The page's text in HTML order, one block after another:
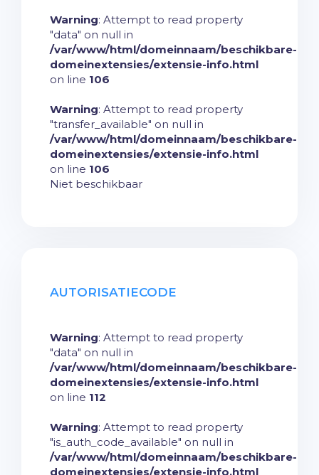
Warning: Attempt to read property
"data" on null in
/var/www/html/domeinnaam/beschikbare-
domeinextensies/extensie-info.html
on line 106
Warning: Attempt to read property
"transfer_available" on null in
/var/www/html/domeinnaam/beschikbare-
domeinextensies/extensie-info.html
on line 106
Niet beschikbaar
AUTORISATIECODE
Warning: Attempt to read property
"data" on null in
/var/www/html/domeinnaam/beschikbare-
domeinextensies/extensie-info.html
on line 112
Warning: Attempt to read property
"is_auth_code_available" on null in
/var/www/html/domeinnaam/beschikbare-
domeinextensies/extensie-info.html